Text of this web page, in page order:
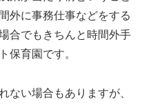
外に事務仕事などをする
合でもきちんと時間外手
保育園です。
い場合もありますが、